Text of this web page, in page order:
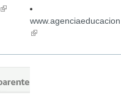
external)
(link
external)(link
external)